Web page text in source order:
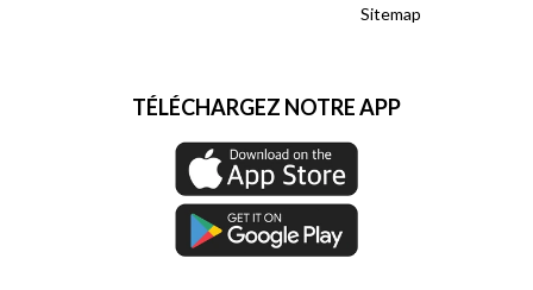
Sitemap
TÉLÉCHARGEZ NOTRE APP